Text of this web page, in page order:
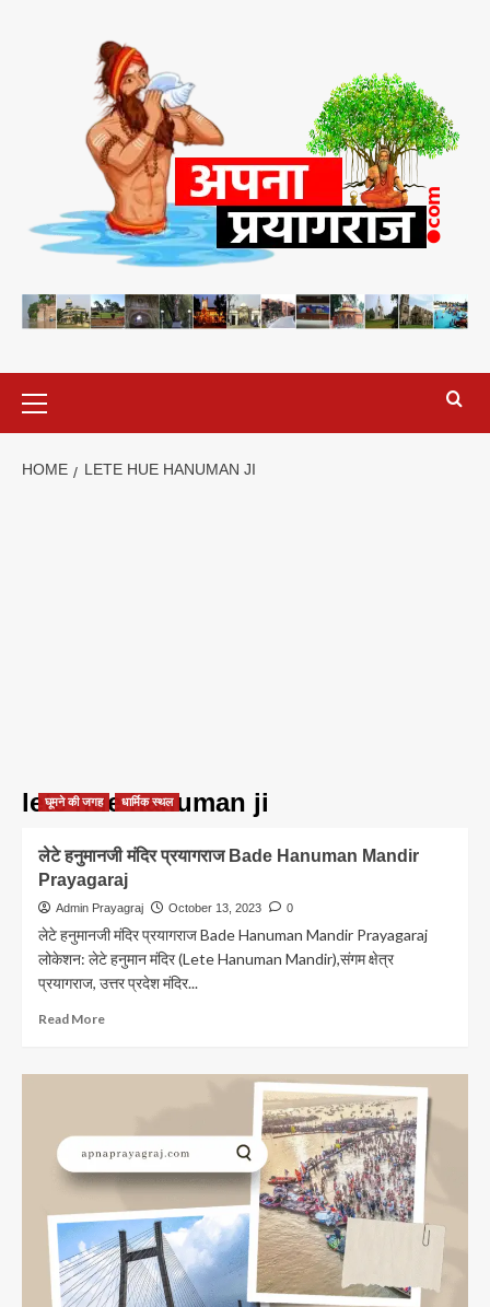
Menu
HOME LETE HUE HANUMAN JI
lete hue hanuman ji
घूमने की जगह धार्मिक स्थल
लेटे हनुमानजी मंदिर प्रयागराज Bade Hanuman Mandir
Prayagaraj
Admin Prayagraj October 13, 2023 0
लेटे हनुमानजी मंदिर प्रयागराज Bade Hanuman Mandir Prayagaraj
लोकेशन: लेटे हनुमान मंदिर (Lete Hanuman Mandir),संगम क्षेत्र
प्रयागराज, उत्तर प्रदेश मंदिर...
Read MoreRead
लेटे
प्रयागराज
Bade
Hanuman
Prayagaraj